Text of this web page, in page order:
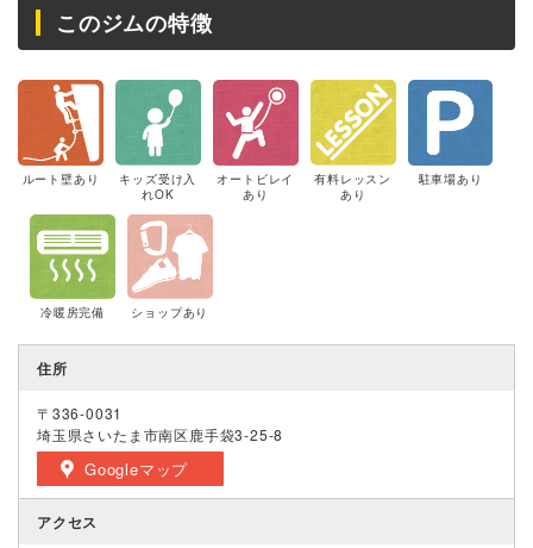
このジムの特徴
ルート壁あり
キッズ受け入
れOK
オートビレイ
あり
有料レッスン
あり
駐車場あり
冷暖房完備 ショップあり
住所
〒336-0031
埼玉県さいたま市南区鹿手袋3-25-8
Googleマップ
アクセス